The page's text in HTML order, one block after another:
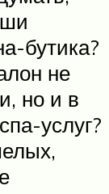
бутика?
не
но и в
услуг?